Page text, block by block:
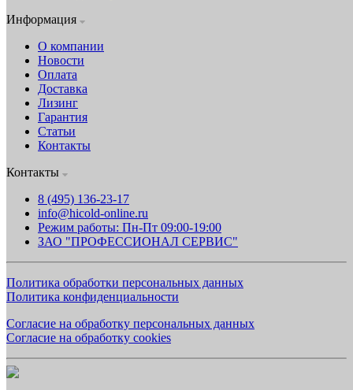
Информация
О компании
Новости
Оплата
Доставка
Лизинг
Гарантия
Статьи
Контакты
Контакты
8 (495) 136-23-17
info@hicold-online.ru
Режим работы: Пн-Пт 09:00-19:00
ЗАО "ПРОФЕССИОНАЛ СЕРВИС"
Политика обработки персональных данных
Политика конфиденциальности
Согласие на обработку персональных данных
Согласие на обработку cookies